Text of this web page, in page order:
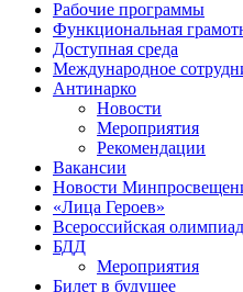
Рабочие программы
Функциональная
Доступная среда
Международное
Антинарко
Новости
Мероприятия
Рекомендации
Вакансии
Новости
«Лица Героев»
Всероссийская
БДД
Мероприятия
Билет в будущее